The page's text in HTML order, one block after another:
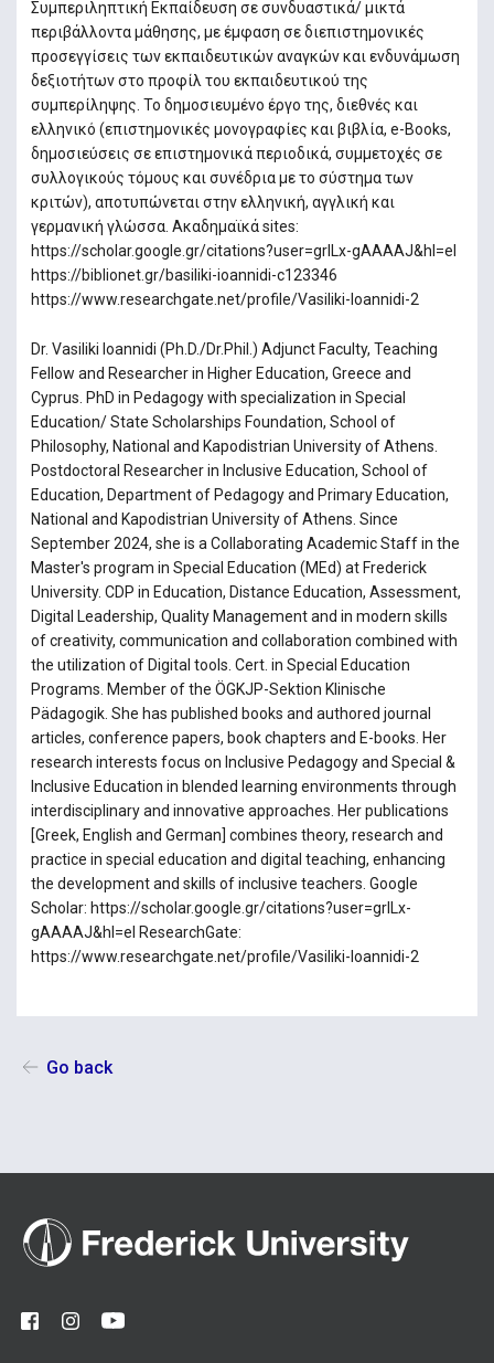
Συμπεριληπτική Εκπαίδευση σε συνδυαστικά/ μικτά
περιβάλλοντα μάθησης, με έμφαση σε διεπιστημονικές
προσεγγίσεις των εκπαιδευτικών αναγκών και ενδυνάμωση
δεξιοτήτων στο προφίλ του εκπαιδευτικού της
συμπερίληψης. Το δημοσιευμένο έργο της, διεθνές και
ελληνικό (επιστημονικές μονογραφίες και βιβλία, e-Books,
δημοσιεύσεις σε επιστημονικά περιοδικά, συμμετοχές σε
συλλογικούς τόμους και συνέδρια με το σύστημα των
κριτών), αποτυπώνεται στην ελληνική, αγγλική και
γερμανική γλώσσα. Ακαδημαϊκά sites:
https://scholar.google.gr/citations?user=grILx-gAAAAJ&hl=el
https://biblionet.gr/basiliki-ioannidi-c123346
https://www.researchgate.net/profile/Vasiliki-Ioannidi-2
Dr. Vasiliki Ioannidi (Ph.D./Dr.Phil.) Adjunct Faculty, Teaching
Fellow and Researcher in Higher Education, Greece and
Cyprus. PhD in Pedagogy with specialization in Special
Education/ State Scholarships Foundation, School of
Philosophy, National and Kapodistrian University of Athens.
Postdoctoral Researcher in Inclusive Education, School of
Education, Department of Pedagogy and Primary Education,
National and Kapodistrian University of Athens. Since
September 2024, she is a Collaborating Academic Staff in the
Master's program in Special Education (MEd) at Frederick
University. CDP in Education, Distance Education, Assessment,
Digital Leadership, Quality Management and in modern skills
of creativity, communication and collaboration combined with
the utilization of Digital tools. Cert. in Special Education
Programs. Member of the ÖGKJP-Sektion Klinische
Pädagogik. She has published books and authored journal
articles, conference papers, book chapters and E-books. Her
research interests focus on Inclusive Pedagogy and Special &
Inclusive Education in blended learning environments through
interdisciplinary and innovative approaches. Her publications
[Greek, English and German] combines theory, research and
practice in special education and digital teaching, enhancing
the development and skills of inclusive teachers. Google
Scholar: https://scholar.google.gr/citations?user=grILx-
gAAAAJ&hl=el ResearchGate:
https://www.researchgate.net/profile/Vasiliki-Ioannidi-2
Go back